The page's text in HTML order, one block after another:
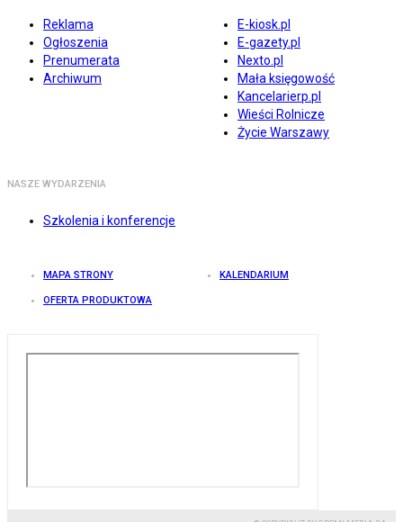
Reklama
Ogłoszenia
Prenumerata
Archiwum
E-kiosk.pl
E-gazety.pl
Nexto.pl
Mała księgowość
Kancelarierp.pl
Wieści Rolnicze
Życie Warszawy
NASZE WYDARZENIA
Szkolenia i konferencje
MAPA STRONY KALENDARIUM
OFERTA PRODUKTOWA